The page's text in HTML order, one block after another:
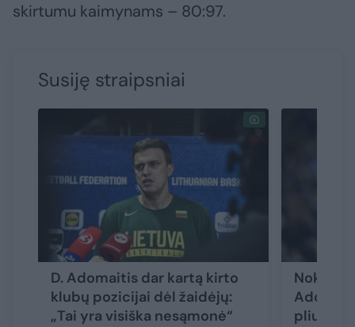
skirtumu kaimynams – 80:97.
Susiję straipsniai
D. Adomaitis dar kartą kirto
klubų pozicijai dėl žaidėjų:
„Tai yra visiška nesąmonė“
pliusas